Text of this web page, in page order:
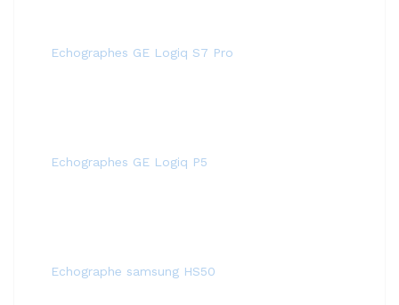
Echographes GE Logiq S7 Pro
Echographes GE Logiq P5
Echographe samsung HS50